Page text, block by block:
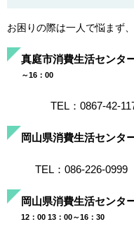
お困りの際は一人で悩まず
真庭市消費生活センタ
～16：00
TEL：0867-42-
岡山県消費生活センタ
TEL：086-226-0999
岡山県消費生活センタ
12：00 13：00～16：30